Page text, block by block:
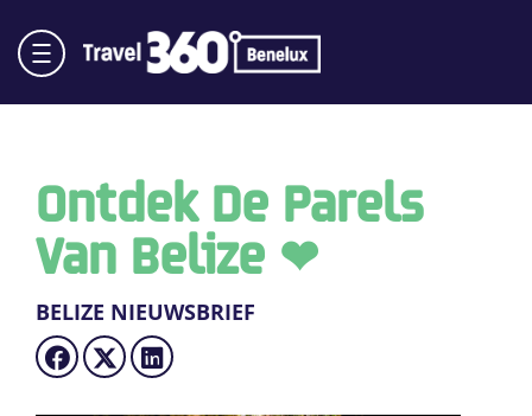
Ontdek De Parels
Van Belize ❤
BELIZE NIEUWSBRIEF